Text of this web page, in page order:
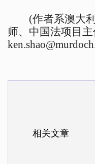
(作者系澳大利
师、中国法项目主
相关文章